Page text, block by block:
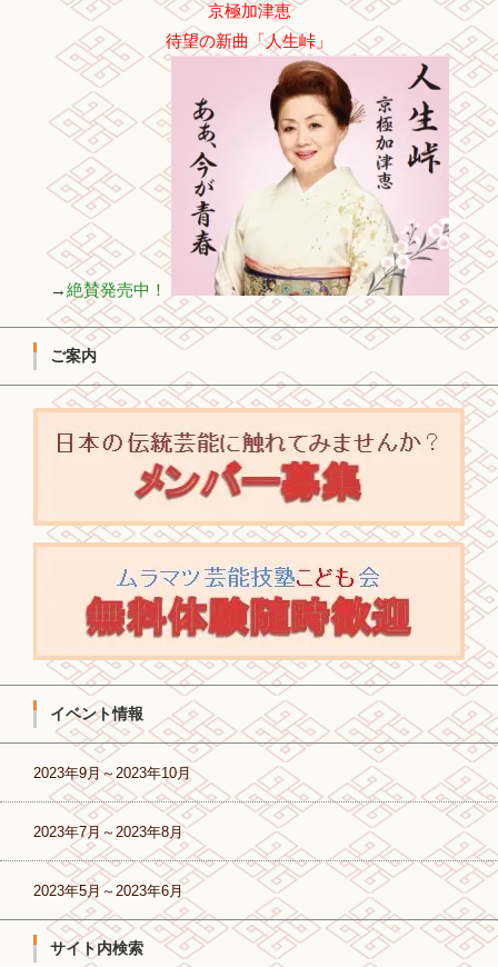
京極加津恵
待望の新曲「人生峠」
→絶賛発売中！
ご案内
イベント情報
2023年9月～2023年10月
2023年7月～2023年8月
2023年5月～2023年6月
サイト内検索